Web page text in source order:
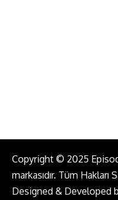
Copyright © 2025
markasıdır. Tüm Hakları
Designed & Developed